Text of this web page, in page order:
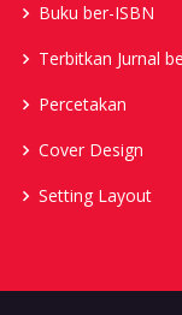
Buku ber-ISBN
Terbitkan Jurnal
Percetakan
Cover Design
Setting Layout